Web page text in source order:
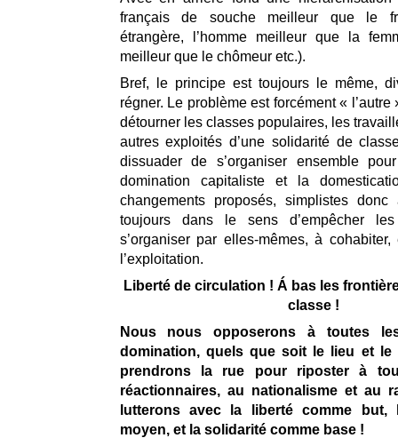
français de souche meilleur que le
étrangère, l’homme meilleur que la
meilleur que le chômeur etc.).
Bref, le principe est toujours le même,
régner. Le problème est forcément « l’autre
détourner les classes populaires, les
autres exploités d’une solidarité de
dissuader de s’organiser ensemble
domination capitaliste et la
changements proposés, simplistes
toujours dans le sens d’empêcher
s’organiser par elles-mêmes, à
l’exploitation.
Liberté de circulation ! Á bas les
classe !
Nous nous opposerons à toutes
domination, quels que soit le lieu et le
prendrons la rue pour riposter à
réactionnaires, au nationalisme et au
lutterons avec la liberté comme but,
moyen, et la solidarité comme base !